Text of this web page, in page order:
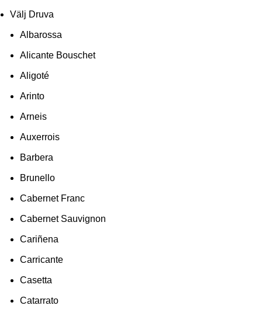
Välj Druva
Albarossa
Alicante Bouschet
Aligoté
Arinto
Arneis
Auxerrois
Barbera
Brunello
Cabernet Franc
Cabernet Sauvignon
Cariñena
Carricante
Casetta
Catarrato